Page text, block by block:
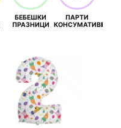
БЕБЕШКИ
ПРАЗНИЦИ
ПАРТИ
КОНСУМАТИВИ